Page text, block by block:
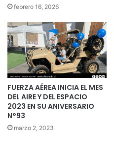
febrero 16, 2026
FUERZA AÉREA INICIA EL MES
DEL AIRE Y DEL ESPACIO
2023 EN SU ANIVERSARIO
N°93
marzo 2, 2023